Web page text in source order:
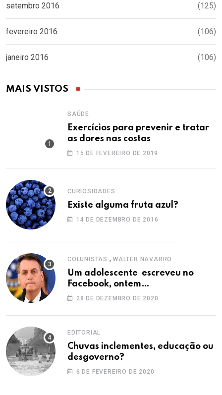
setembro 2016 (125)
fevereiro 2016 (106)
janeiro 2016 (106)
MAIS VISTOS
SAÚDE
Exercícios para prevenir e tratar
as dores nas costas
15 DE FEVEREIRO DE 2019
CURIOSIDADES
Existe alguma fruta azul?
14 DE DEZEMBRO DE 2016
COLUNISTAS , WALTER NAVARRO
Um adolescente escreveu no
Facebook, ontem…
28 DE DEZEMBRO DE 2020
EDITORIAL
Chuvas inclementes, educação ou
desgoverno?
6 DE FEVEREIRO DE 2020